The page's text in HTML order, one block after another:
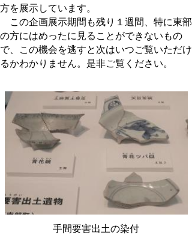
方を展示しています。
この企画展示期間も残り１週間、特に東部
の方にはめったに見ることができないもの
で、この機会を逃すと次はいつご覧いただけ
るかわかりません。是非ご覧ください。
手間要害出土の染付